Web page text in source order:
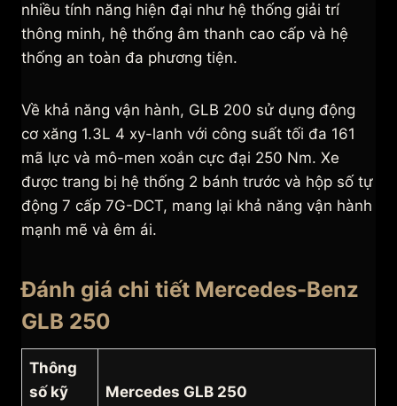
nhiều tính năng hiện đại như hệ thống giải trí
thông minh, hệ thống âm thanh cao cấp và hệ
thống an toàn đa phương tiện.
Về khả năng vận hành, GLB 200 sử dụng động
cơ xăng 1.3L 4 xy-lanh với công suất tối đa 161
mã lực và mô-men xoắn cực đại 250 Nm. Xe
được trang bị hệ thống 2 bánh trước và hộp số tự
động 7 cấp 7G-DCT, mang lại khả năng vận hành
mạnh mẽ và êm ái.
Đánh giá chi tiết Mercedes-Benz
GLB 250
Thông
số kỹ
Mercedes GLB 250